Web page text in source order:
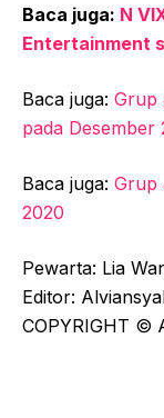
Baca juga: N
Entertainment
Baca juga: Grup
pada Desember
Baca juga: Grup
2020
Pewarta: Lia
Editor:
COPYRIGHT ©